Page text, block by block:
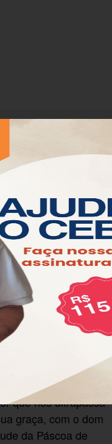
(R. cf. 30)
seus discípulos (cf.
Santo — o mesmo
Como Ele mesmo
convosco para
iluminados pelo
nossa travessia
de Deus,
Joel (Jl 2,28). A
Santo nos é dado
de Jesus Cristo
que nos ultrapassa
graça, com o dom
da Páscoa de